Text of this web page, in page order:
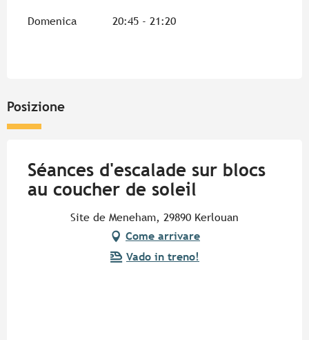
Domenica 20:45 - 21:20
Posizione
Séances d'escalade sur blocs
au coucher de soleil
Site de Meneham, 29890 Kerlouan
Come arrivare
Vado in treno!